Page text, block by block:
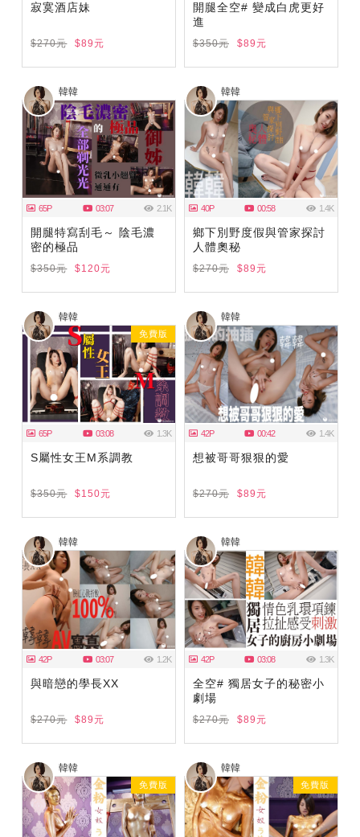
寂寞酒店妹
$270元 $89元
開腿全空# 變成白虎更好
進
$350元 $89元
韓韓
65P 03:07 2.1K
開腿特寫刮毛～ 陰毛濃
密的極品
$350元 $120元
韓韓
40P 00:58 1.4K
鄉下別野度假與管家探討
人體奧秘
$270元 $89元
韓韓
免費版
65P 03:08 1.3K
S屬性女王M系調教
$350元 $150元
韓韓
42P 00:42 1.4K
想被哥哥狠狠的愛
$270元 $89元
韓韓
42P 03:07 1.2K
與暗戀的學長XX
$270元 $89元
韓韓
42P 03:08 1.3K
全空# 獨居女子的秘密小
劇場
$270元 $89元
韓韓
免費版
韓韓
免費版